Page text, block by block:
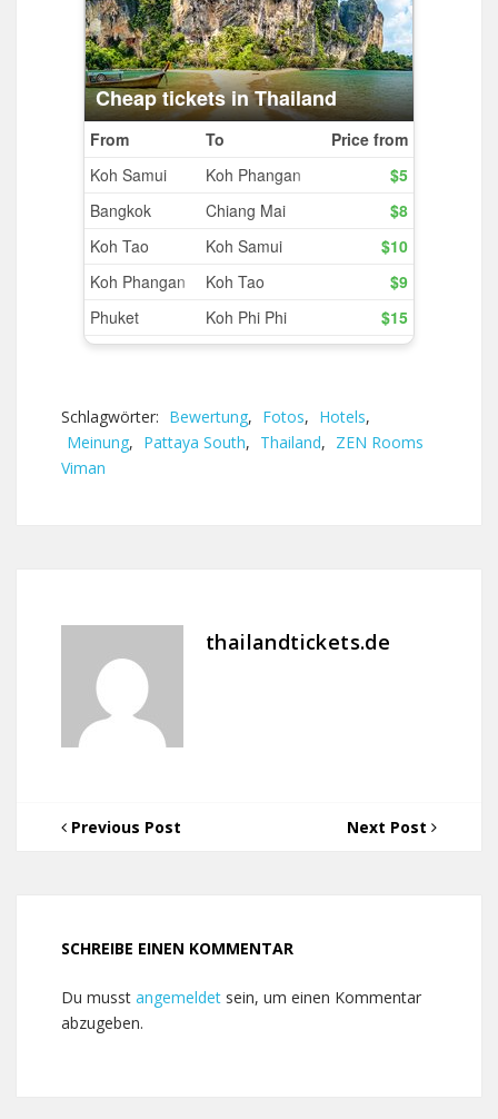
Schlagwörter: Bewertung, Fotos, Hotels,
Meinung, Pattaya South, Thailand, ZEN Rooms
Viman
thailandtickets.de
Previous Post Next Post
SCHREIBE EINEN KOMMENTAR
Du musst angemeldet sein, um einen Kommentar
abzugeben.